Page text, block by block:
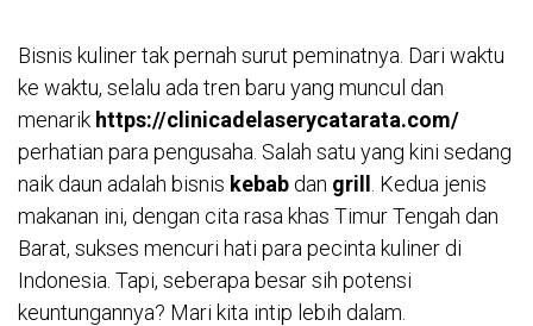
Bisnis kuliner tak pernah surut peminatnya. Dari waktu
ke waktu, selalu ada tren baru yang muncul dan
menarik https://clinicadelaserycatarata.com/
perhatian para pengusaha. Salah satu yang kini sedang
naik daun adalah bisnis kebab dan grill . Kedua jenis
makanan ini, dengan cita rasa khas Timur Tengah dan
Barat, sukses mencuri hati para pecinta kuliner di
Indonesia. Tapi, seberapa besar sih potensi
keuntungannya? Mari kita intip lebih dalam.